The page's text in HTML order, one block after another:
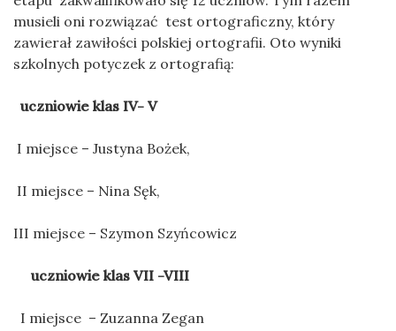
musieli oni rozwiązać test ortograficzny, który
zawierał zawiłości polskiej ortografii. Oto wyniki
szkolnych potyczek z ortografią:
uczniowie klas IV- V
I miejsce – Justyna Bożek,
II miejsce – Nina Sęk,
III miejsce – Szymon Szyńcowicz
uczniowie klas VII -VIII
I miejsce – Zuzanna Zegan